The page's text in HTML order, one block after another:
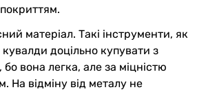
матеріал. Такі інструменти, як
доцільно купувати з
вона легка, але за міцністю
На відміну від металу не